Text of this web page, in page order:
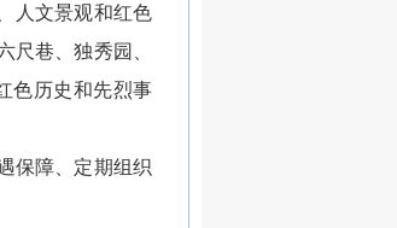
人文景观和红色
尺巷、独秀园、
色历史和先烈事
保障、定期组织